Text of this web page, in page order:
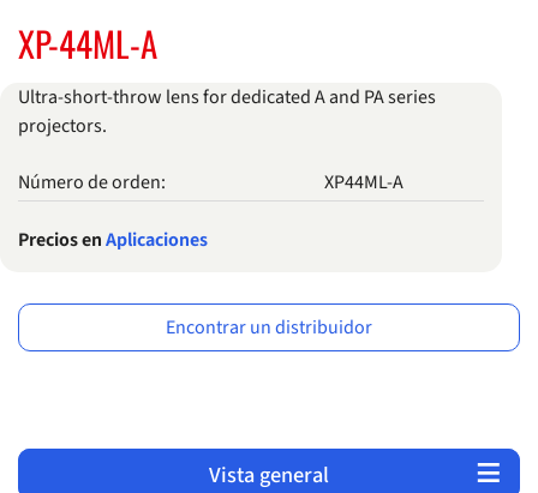
XP-44ML-A
Ultra-short-throw lens for dedicated A and PA series
projectors.
Número de orden: XP44ML-A
Precios enAplicaciones
Encontrar un distribuidor
Vista general
Soporte
Productos